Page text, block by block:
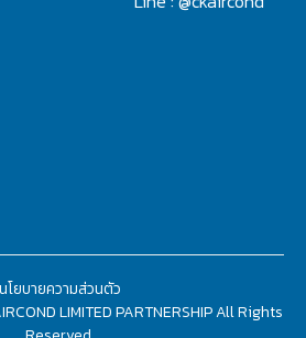
LIMITED PARTNERSHIP All Rights
นโยบายความส่วนตัว